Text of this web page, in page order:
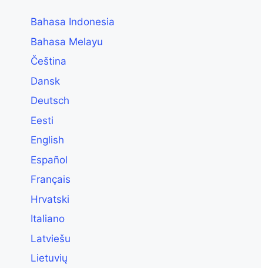
Bahasa Indonesia
Bahasa Melayu
Čeština
Dansk
Deutsch
Eesti
English
Español
Français
Hrvatski
Italiano
Latviešu
Lietuvių